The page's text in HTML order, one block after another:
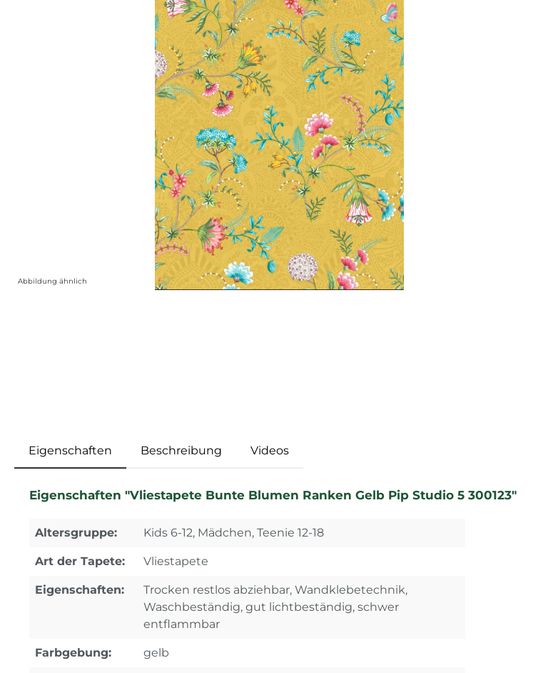
Abbildung ähnlich
Eigenschaften Beschreibung Videos
Eigenschaften "Vliestapete Bunte Blumen Ranken Gelb Pip Studio 5 300123"
Altersgruppe: Kids 6-12, Mädchen, Teenie 12-18
Art der Tapete: Vliestapete
Eigenschaften:
Trocken restlos abziehbar, Wandklebetechnik,
Waschbeständig, gut lichtbeständig, schwer
entflammbar
Farbgebung: gelb